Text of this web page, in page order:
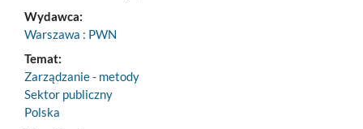
Wydawca:
Warszawa : PWN
Temat:
Zarządzanie - metody
Sektor publiczny
Polska